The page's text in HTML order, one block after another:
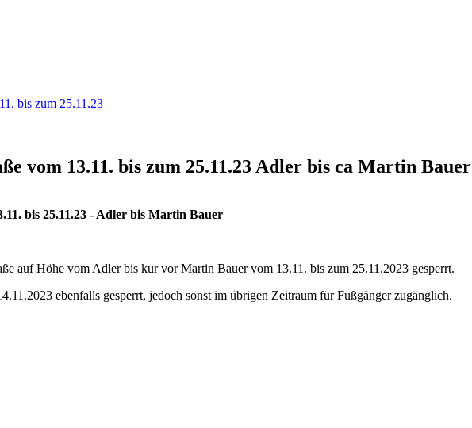
bis zum 25.11.23
vom 13.11. bis zum 25.11.23 Adler bis ca Martin Bauer
bis 25.11.23 - Adler bis Martin Bauer
auf Höhe vom Adler bis kur vor Martin Bauer vom 13.11. bis zum 25.11.2023 gesperrt.
ebenfalls gesperrt, jedoch sonst im übrigen Zeitraum für Fußgänger zugänglich.